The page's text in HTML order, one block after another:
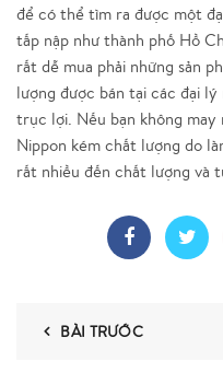
để có thể tìm ra được một
tấp nập như thành phố Hồ
rất dễ mua phải những sản
lượng được bán tại các đại
trục lợi. Nếu bạn không may
Nippon kém chất lượng do
rất nhiều đến chất lượng và
BÀI TRƯỚC